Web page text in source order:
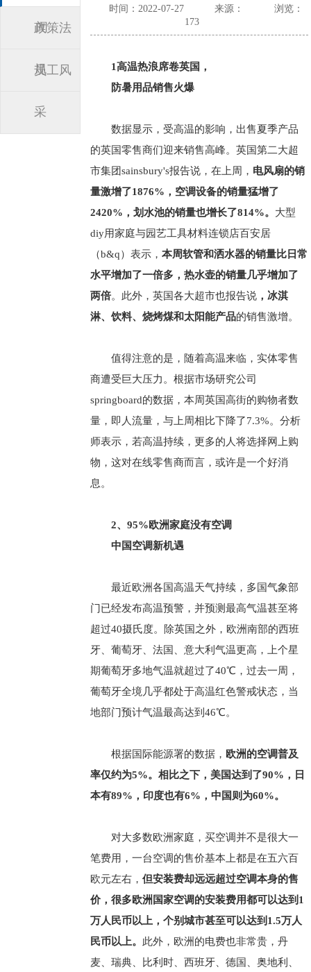
闻
政策法
规
员工风
采
时间：2022-07-27 来源：
浏览：
173
1高温热浪席卷英国，
防暑用品销售火爆
数据显示，受高温的影响，出售夏季产品
的英国零售商们迎来销售高峰。英国第二大超
市集团sainsbury's报告说，在上周， 电风扇的销
量激增了1876%，空调设备的销量猛增了
2420%，划水池的销量也增长了814%。 大型
diy用家庭与园艺工具材料连锁店百安居
（b&q）表示， 本周软管和洒水器的销量比日常
水平增加了一倍多，热水壶的销量几乎增加了
两倍。此外，英国各大超市也报告说，冰淇
淋、饮料、烧烤煤和太阳能产品的销售激增。
值得注意的是，随着高温来临，实体零售
商遭受巨大压力。根据市场研究公司
springboard的数据，本周英国高街的购物者数
量，即人流量，与上周相比下降了7.3%。分析
师表示，若高温持续，更多的人将选择网上购
物，这对在线零售商而言，或许是一个好消
息。
2、95%欧洲家庭没有空调
中国空调新机遇
最近欧洲各国高温天气持续，多国气象部
门已经发布高温预警，并预测最高气温甚至将
超过40摄氏度。除英国之外，欧洲南部的西班
牙、葡萄牙、法国、意大利气温更高，上个星
期葡萄牙多地气温就超过了40℃，过去一周，
葡萄牙全境几乎都处于高温红色警戒状态，当
地部门预计气温最高达到46℃。
根据国际能源署的数据， 欧洲的空调普及
率仅约为5%。相比之下，美国达到了90%，日
本有89%，印度也有6%，中国则为60%。
对大多数欧洲家庭，买空调并不是很大一
笔费用，一台空调的售价基本上都是在五六百
欧元左右， 但安装费却远远超过空调本身的售
价，很多欧洲国家空调的安装费用都可以达到1
万人民币以上，个别城市甚至可以达到1.5万人
民币以上。 此外，欧洲的电费也非常贵，丹
麦、瑞典、比利时、西班牙、德国、奥地利、